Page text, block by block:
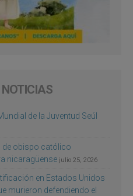
de la Juventud Seúl
de obispo católico
nicaragüense julio 25, 2026
en Estados Unidos
murieron defendiendo el